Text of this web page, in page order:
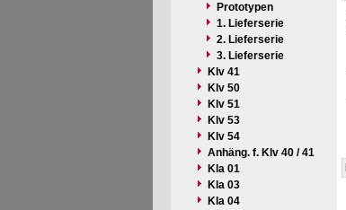
Prototypen
1. Lieferserie
2. Lieferserie
3. Lieferserie
Klv 41
Klv 50
Klv 51
Klv 53
Klv 54
Anhäng. f. Klv 40 / 41
Kla 01
Kla 03
Kla 04